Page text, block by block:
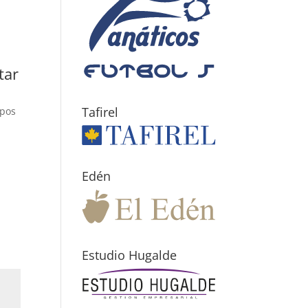
Tafirel
Edén
Estudio Hugalde